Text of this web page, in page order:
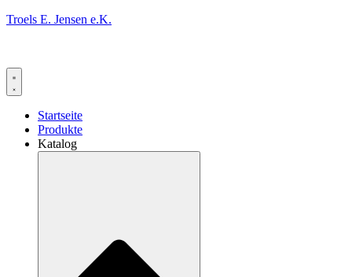
Troels E. Jensen e.K.
Startseite
Produkte
Katalog